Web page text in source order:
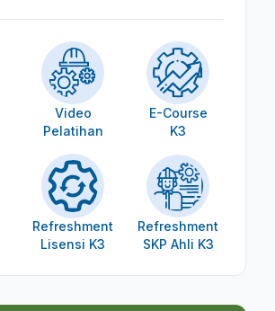
Video
Pelatihan
E-Course
K3
Refreshment
Lisensi K3
Refreshment
SKP Ahli K3